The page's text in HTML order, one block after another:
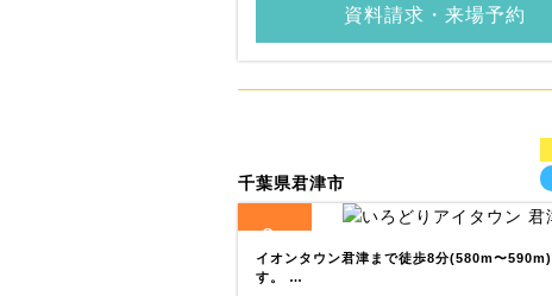
資料請求・来場予約
千葉県君津市
2
イオンタウン君津まで徒歩8分(580m〜
す。 …